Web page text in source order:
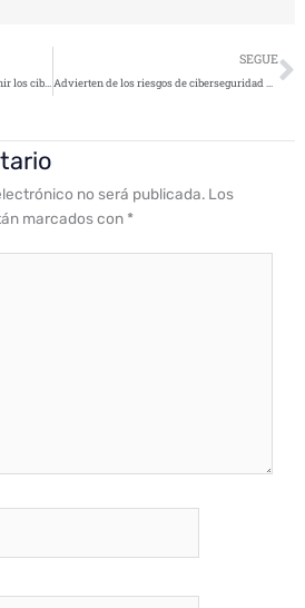
Consejos para gamers: cómo prevenir los ciberataques
SEGUE
Advierten de los riesgos de ciberseguridad de la Telemedicina￼
no será publicada. Los
marcados con *